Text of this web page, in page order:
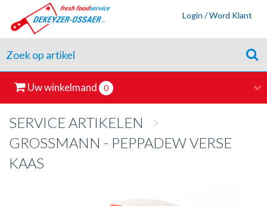
Login / Word Klant
Uw winkelmand 0
SERVICE ARTIKELEN
>
GROSSMANN - PEPPADEW VERSE
KAAS